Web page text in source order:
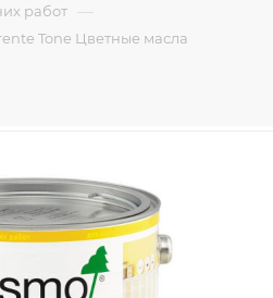
работ —
Tone Цветные масла